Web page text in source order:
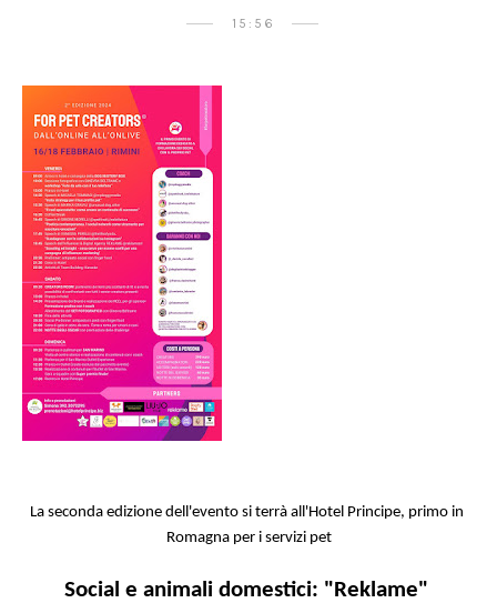
15:56
La seconda edizione dell'evento si terrà all'Hotel Principe, primo in
Romagna per i servizi pet
Social e animali domestici: "Reklame"